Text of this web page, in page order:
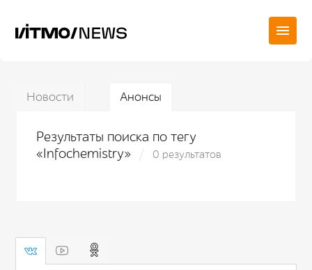
Новости Анонсы
Результаты поиска по тегу
«Infochemistry»
0 результатов